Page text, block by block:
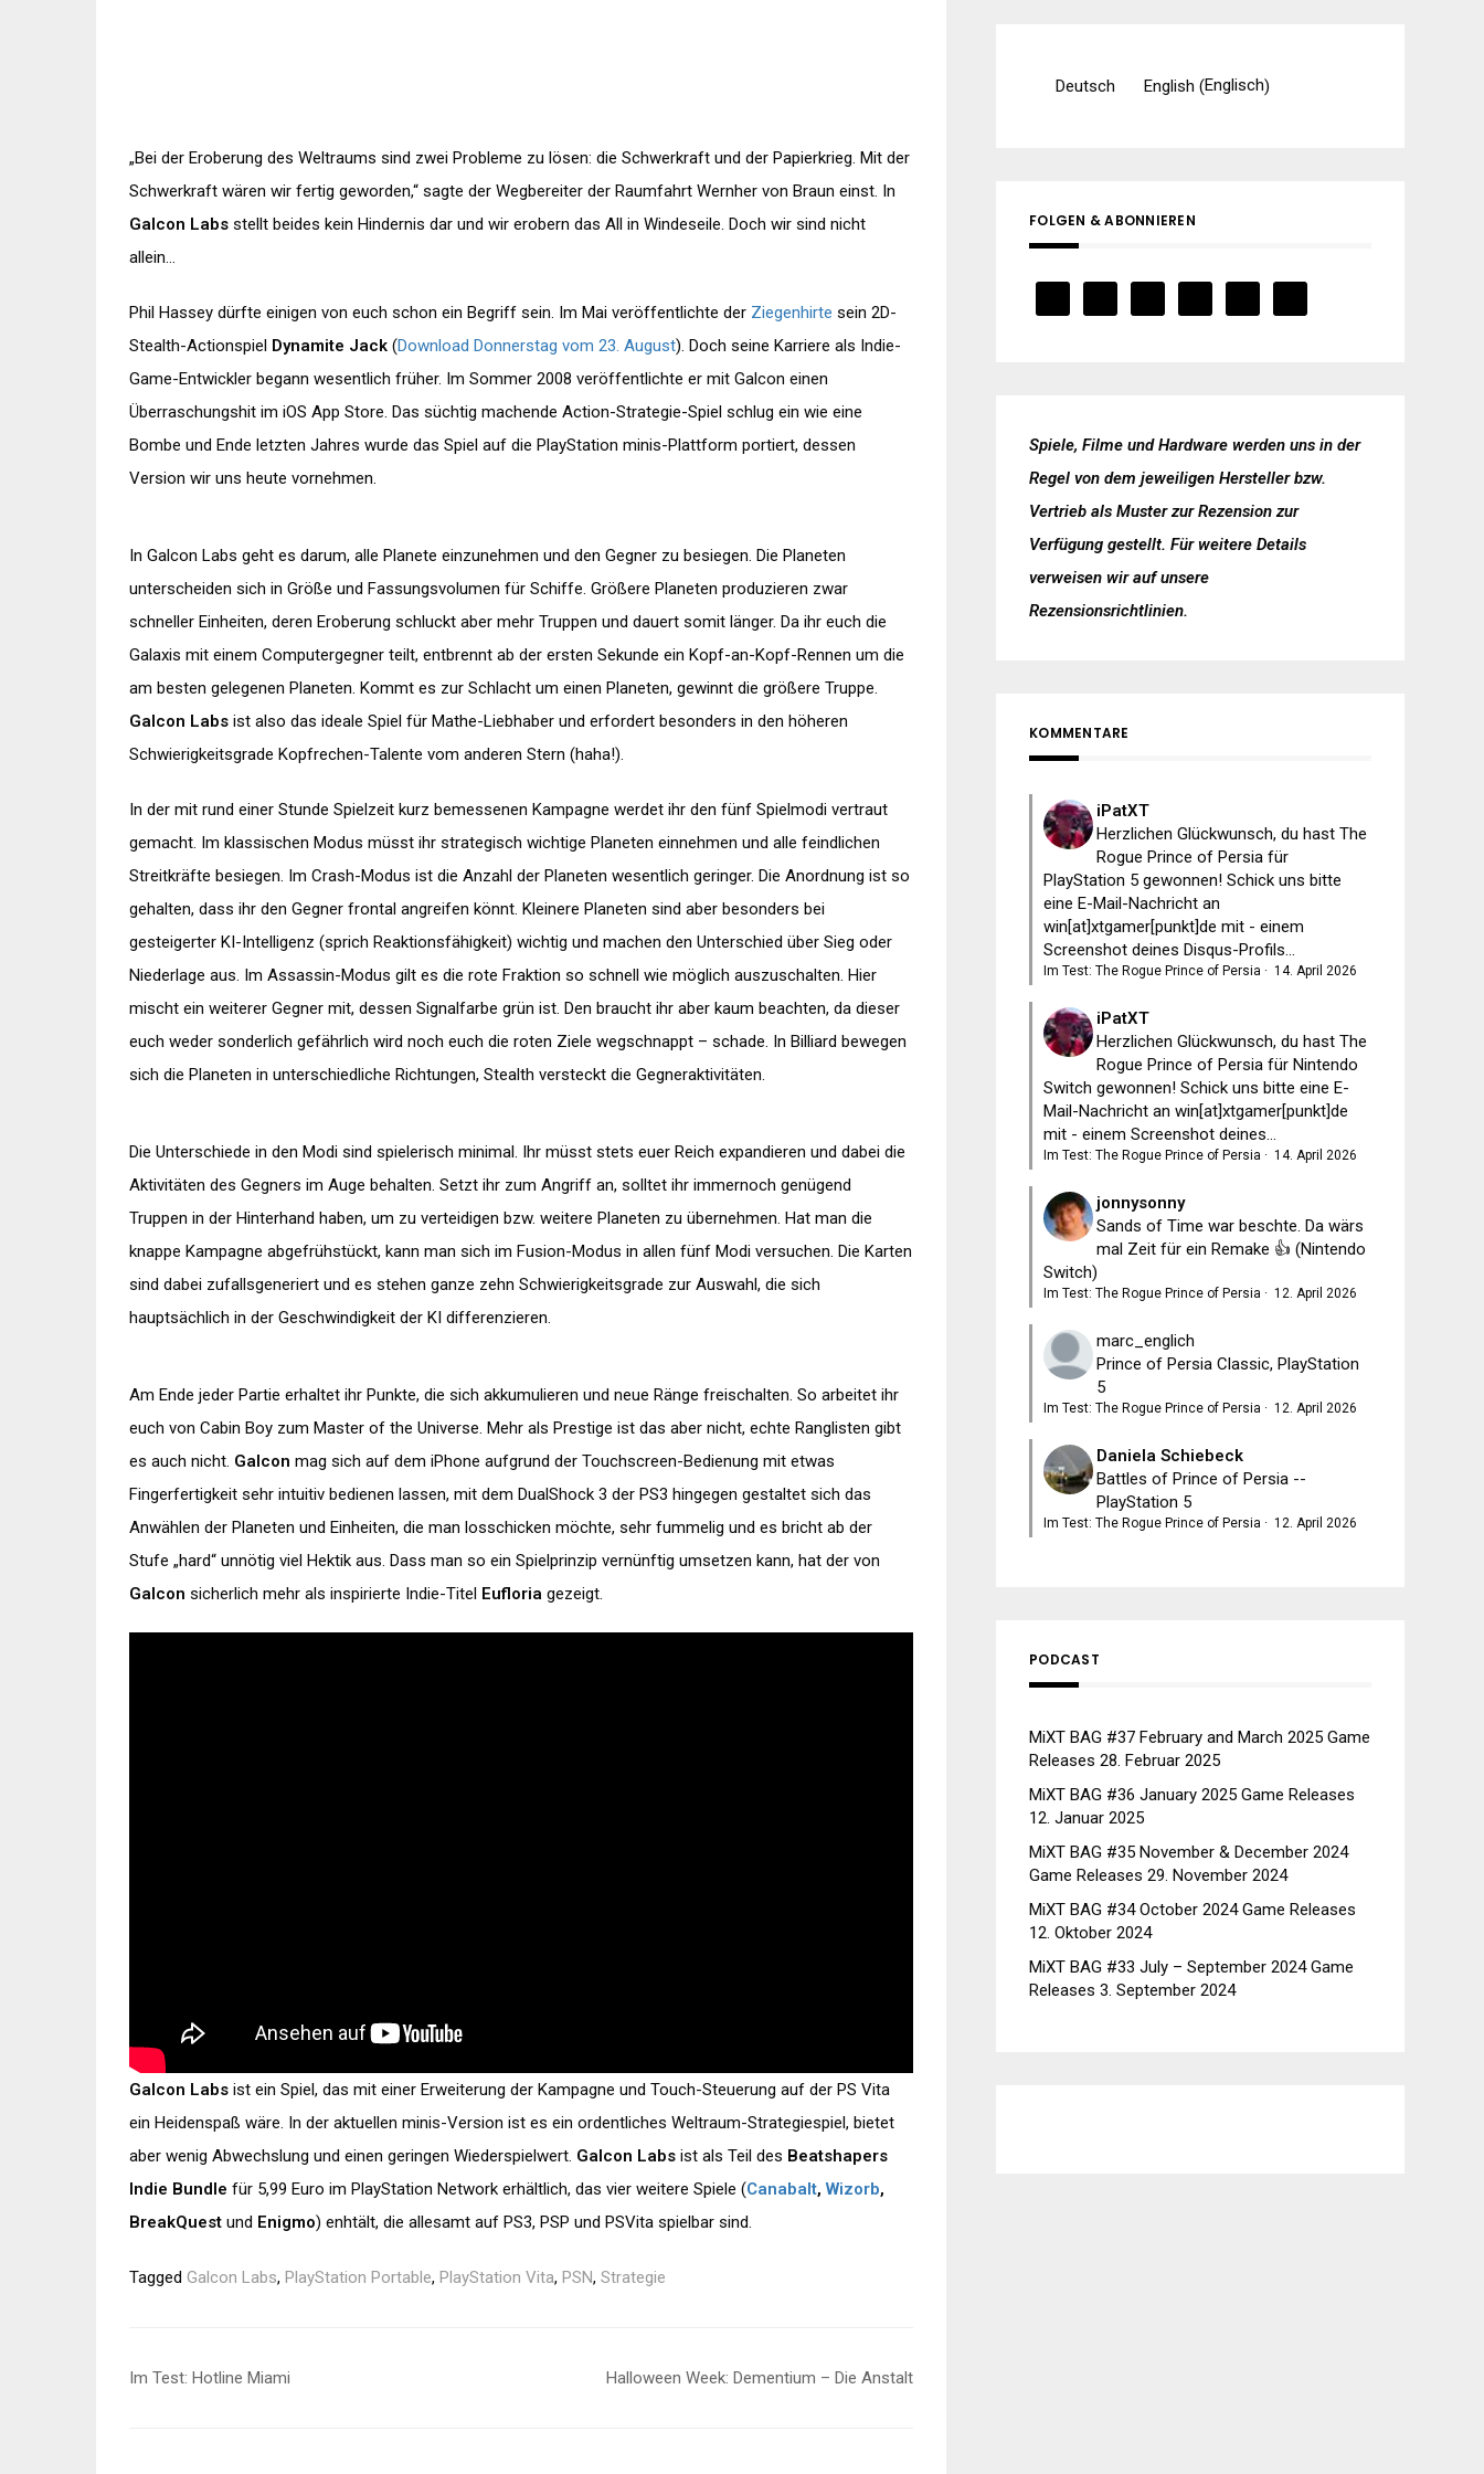
„Bei der Eroberung des Weltraums sind zwei Probleme zu lösen: die Schwerkraft und der Papierkrieg. Mit der
Schwerkraft wären wir fertig geworden,“ sagte der Wegbereiter der Raumfahrt Wernher von Braun einst. In
Galcon Labs stellt beides kein Hindernis dar und wir erobern das All in Windeseile. Doch wir sind nicht
allein…
Phil Hassey dürfte einigen von euch schon ein Begriff sein. Im Mai veröffentlichte der Ziegenhirte sein 2D-
Stealth-Actionspiel Dynamite Jack (Download Donnerstag vom 23. August). Doch seine Karriere als Indie-
Game-Entwickler begann wesentlich früher. Im Sommer 2008 veröffentlichte er mit Galcon einen
Überraschungshit im iOS App Store. Das süchtig machende Action-Strategie-Spiel schlug ein wie eine
Bombe und Ende letzten Jahres wurde das Spiel auf die PlayStation minis-Plattform portiert, dessen
Version wir uns heute vornehmen.
In Galcon Labs geht es darum, alle Planete einzunehmen und den Gegner zu besiegen. Die Planeten
unterscheiden sich in Größe und Fassungsvolumen für Schiffe. Größere Planeten produzieren zwar
schneller Einheiten, deren Eroberung schluckt aber mehr Truppen und dauert somit länger. Da ihr euch die
Galaxis mit einem Computergegner teilt, entbrennt ab der ersten Sekunde ein Kopf-an-Kopf-Rennen um die
am besten gelegenen Planeten. Kommt es zur Schlacht um einen Planeten, gewinnt die größere Truppe.
Galcon Labs ist also das ideale Spiel für Mathe-Liebhaber und erfordert besonders in den höheren
Schwierigkeitsgrade Kopfrechen-Talente vom anderen Stern (haha!).
In der mit rund einer Stunde Spielzeit kurz bemessenen Kampagne werdet ihr den fünf Spielmodi vertraut
gemacht. Im klassischen Modus müsst ihr strategisch wichtige Planeten einnehmen und alle feindlichen
Streitkräfte besiegen. Im Crash-Modus ist die Anzahl der Planeten wesentlich geringer. Die Anordnung ist so
gehalten, dass ihr den Gegner frontal angreifen könnt. Kleinere Planeten sind aber besonders bei
gesteigerter KI-Intelligenz (sprich Reaktionsfähigkeit) wichtig und machen den Unterschied über Sieg oder
Niederlage aus. Im Assassin-Modus gilt es die rote Fraktion so schnell wie möglich auszuschalten. Hier
mischt ein weiterer Gegner mit, dessen Signalfarbe grün ist. Den braucht ihr aber kaum beachten, da dieser
euch weder sonderlich gefährlich wird noch euch die roten Ziele wegschnappt – schade. In Billiard bewegen
sich die Planeten in unterschiedliche Richtungen, Stealth versteckt die Gegneraktivitäten.
Die Unterschiede in den Modi sind spielerisch minimal. Ihr müsst stets euer Reich expandieren und dabei die
Aktivitäten des Gegners im Auge behalten. Setzt ihr zum Angriff an, solltet ihr immernoch genügend
Truppen in der Hinterhand haben, um zu verteidigen bzw. weitere Planeten zu übernehmen. Hat man die
knappe Kampagne abgefrühstückt, kann man sich im Fusion-Modus in allen fünf Modi versuchen. Die Karten
sind dabei zufallsgeneriert und es stehen ganze zehn Schwierigkeitsgrade zur Auswahl, die sich
hauptsächlich in der Geschwindigkeit der KI differenzieren.
Am Ende jeder Partie erhaltet ihr Punkte, die sich akkumulieren und neue Ränge freischalten. So arbeitet ihr
euch von Cabin Boy zum Master of the Universe. Mehr als Prestige ist das aber nicht, echte Ranglisten gibt
es auch nicht. Galcon mag sich auf dem iPhone aufgrund der Touchscreen-Bedienung mit etwas
Fingerfertigkeit sehr intuitiv bedienen lassen, mit dem DualShock 3 der PS3 hingegen gestaltet sich das
Anwählen der Planeten und Einheiten, die man losschicken möchte, sehr fummelig und es bricht ab der
Stufe „hard“ unnötig viel Hektik aus. Dass man so ein Spielprinzip vernünftig umsetzen kann, hat der von
Galcon sicherlich mehr als inspirierte Indie-Titel Eufloria gezeigt.
Galcon Labs ist ein Spiel, das mit einer Erweiterung der Kampagne und Touch-Steuerung auf der PS Vita
ein Heidenspaß wäre. In der aktuellen minis-Version ist es ein ordentliches Weltraum-Strategiespiel, bietet
aber wenig Abwechslung und einen geringen Wiederspielwert. Galcon Labs ist als Teil des Beatshapers
Indie Bundle für 5,99 Euro im PlayStation Network erhältlich, das vier weitere Spiele (Canabalt, Wizorb,
BreakQuest und Enigmo) enhtält, die allesamt auf PS3, PSP und PSVita spielbar sind.
Tagged Galcon Labs, PlayStation Portable, PlayStation Vita, PSN, Strategie
Beitragsnavigation
Im Test: Hotline Miami Halloween Week: Dementium – Die Anstalt
Deutsch English (Englisch)
FOLGEN & ABONNIEREN
Spiele, Filme und Hardware werden uns in der
Regel von dem jeweiligen Hersteller bzw.
Vertrieb als Muster zur Rezension zur
Verfügung gestellt. Für weitere Details
verweisen wir auf unsere
Rezensionsrichtlinien.
KOMMENTARE
iPatXT
Herzlichen Glückwunsch, du hast The
Rogue Prince of Persia für
PlayStation 5 gewonnen! Schick uns bitte
eine E-Mail-Nachricht an
win[at]xtgamer[punkt]de mit - einem
Screenshot deines Disqus-Profils...
Im Test: The Rogue Prince of Persia · 14. April 2026
iPatXT
Herzlichen Glückwunsch, du hast The
Rogue Prince of Persia für Nintendo
Switch gewonnen! Schick uns bitte eine E-
Mail-Nachricht an win[at]xtgamer[punkt]de
mit - einem Screenshot deines...
Im Test: The Rogue Prince of Persia · 14. April 2026
jonnysonny
Sands of Time war beschte. Da wärs
mal Zeit für ein Remake 👍 (Nintendo
Switch)
Im Test: The Rogue Prince of Persia · 12. April 2026
marc_englich
Prince of Persia Classic, PlayStation
5
Im Test: The Rogue Prince of Persia · 12. April 2026
Daniela Schiebeck
Battles of Prince of Persia --
PlayStation 5
Im Test: The Rogue Prince of Persia · 12. April 2026
PODCAST
MiXT BAG #37 February and March 2025 Game
Releases 28. Februar 2025
MiXT BAG #36 January 2025 Game Releases
12. Januar 2025
MiXT BAG #35 November & December 2024
Game Releases 29. November 2024
MiXT BAG #34 October 2024 Game Releases
12. Oktober 2024
MiXT BAG #33 July – September 2024 Game
Releases 3. September 2024